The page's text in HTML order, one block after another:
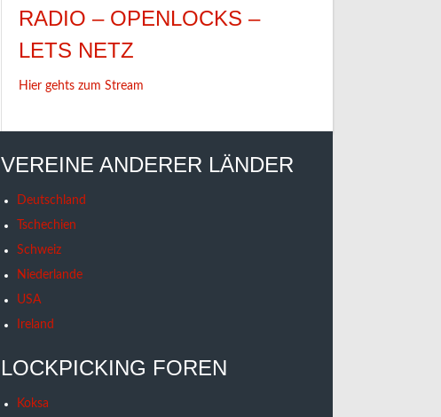
RADIO – OPENLOCKS –
LETS NETZ
Hier gehts zum Stream
VEREINE ANDERER LÄNDER
Deutschland
Tschechien
Schweiz
Niederlande
USA
Ireland
LOCKPICKING FOREN
Koksa